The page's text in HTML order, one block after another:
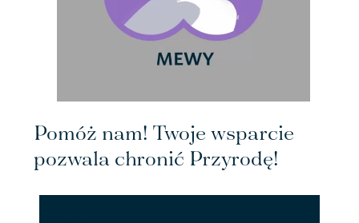
Pomóż nam! Twoje wsparcie
pozwala chronić Przyrodę!